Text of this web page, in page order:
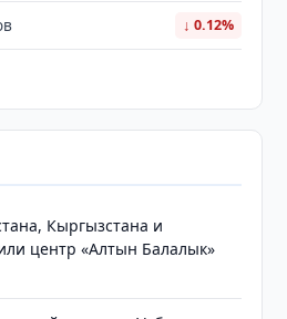
↓ 0.12%
Кыргызстана и
центр «Алтын Балалык»